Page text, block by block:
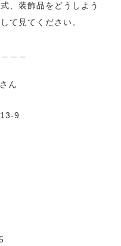
、装飾品をどうしよう
て見てください。
ん
9